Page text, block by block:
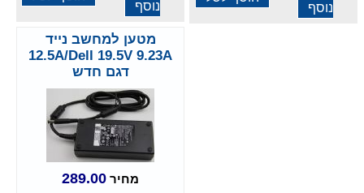
נוסף
נוסף
מטען למחשב נייד
12.5A/Dell 19.5V 9.23A
דגם חדש
מחיר 289.00